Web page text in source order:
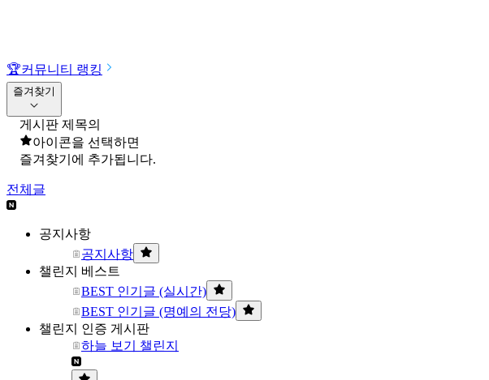
🏆커뮤니티 랭킹
즐겨찾기
게시판 제목의
아이콘을 선택하면
즐겨찾기에 추가됩니다.
전체글
공지사항
공지사항
챌린지 베스트
BEST 인기글 (실시간)
BEST 인기글 (명예의 전당)
챌린지 인증 게시판
하늘 보기 챌린지